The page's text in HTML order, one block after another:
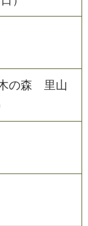
の森 里山